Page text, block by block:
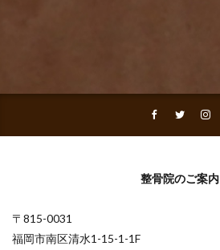
整骨院のご案内
〒815-0031
福岡市南区清水1-15-1-1F